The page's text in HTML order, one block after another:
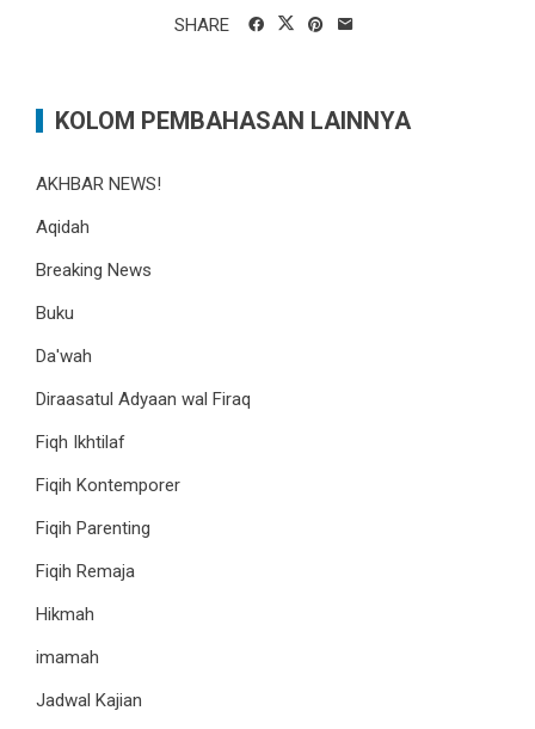
SHARE
KOLOM PEMBAHASAN LAINNYA
AKHBAR NEWS!
Aqidah
Breaking News
Buku
Da'wah
Diraasatul Adyaan wal Firaq
Fiqh Ikhtilaf
Fiqih Kontemporer
Fiqih Parenting
Fiqih Remaja
Hikmah
imamah
Jadwal Kajian